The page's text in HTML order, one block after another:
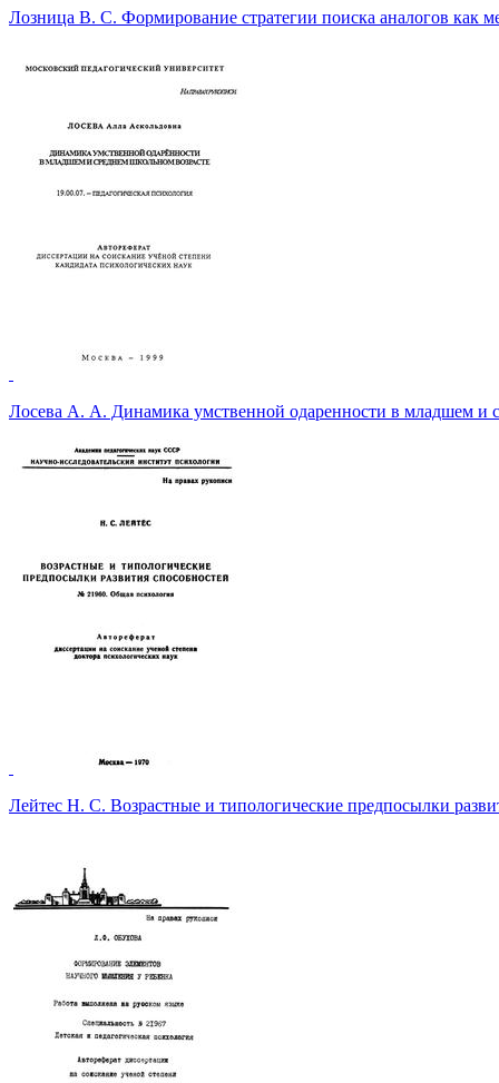
Лозница В. С. Формирование стратегии поиска аналогов как
Лосева А. А. Динамика умственной одаренности в младшем и
Лейтес Н. С. Возрастные и типологические предпосылки